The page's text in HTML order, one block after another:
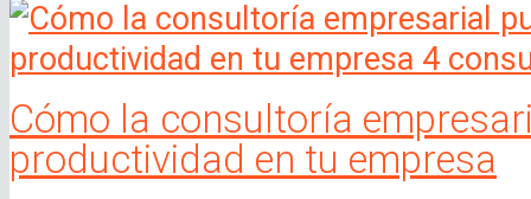
Cómo la consultoría
productividad en tu empresa